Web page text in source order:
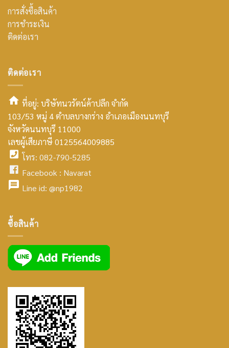
การสั่งซื้อสินค้า
การชำระเงิน
ติดต่อเรา
ติดต่อเรา
smt2
home
icon
ที่อยู่: บริษัทนวรัตน์ค้าปลีก จำกัด
103/53 หมู่ 4 ตำบลบางกร่าง อำเภอเมืองนนทบุรี
จังหวัดนนทบุรี 11000
เลขผู้เสียภาษี 0125564009885
facebook
icon
โทร: 082-790-5285
facebook
Facebook : Navarat
icon
Line id: @np1982
ซื้อสินค้า